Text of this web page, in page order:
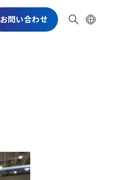
お問い合わせ